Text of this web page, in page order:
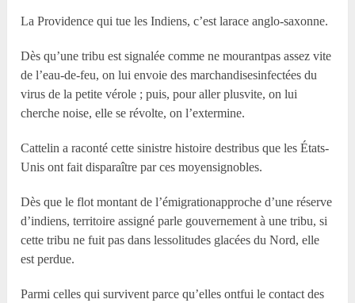
La Providence qui tue les Indiens, c’est larace anglo-saxonne.
Dès qu’une tribu est signalée comme ne mourantpas assez vite
de l’eau-de-feu, on lui envoie des marchandisesinfectées du
virus de la petite vérole ; puis, pour aller plusvite, on lui
cherche noise, elle se révolte, on l’extermine.
Cattelin a raconté cette sinistre histoire destribus que les États-
Unis ont fait disparaître par ces moyensignobles.
Dès que le flot montant de l’émigrationapproche d’une réserve
d’indiens, territoire assigné parle gouvernement à une tribu, si
cette tribu ne fuit pas dans lessolitudes glacées du Nord, elle
est perdue.
Parmi celles qui survivent parce qu’elles ontfui le contact des